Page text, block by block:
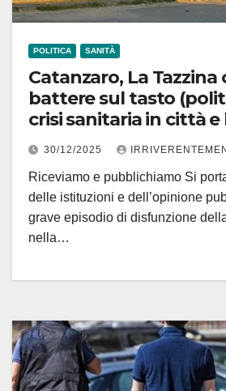
POLITICA SANITÀ
Catanzaro, La
battere sul tasto
crisi sanitaria in città
esempio su uno dei
dell’incredibile!
30/12/2025
Riceviamo e pubblichiamo Si
delle istituzioni e dell’opinione
grave episodio di disfunzione
nella…